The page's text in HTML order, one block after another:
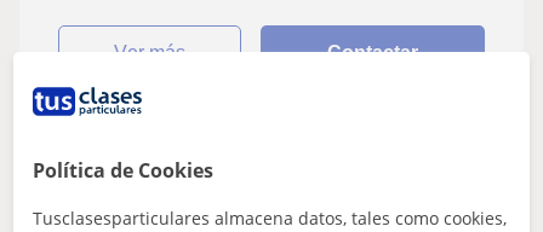
ver más Contactar
Elsa
4,8 (6 valoraciones)
Política de Cookies
Tusclasesparticulares almacena datos, tales como cookies,